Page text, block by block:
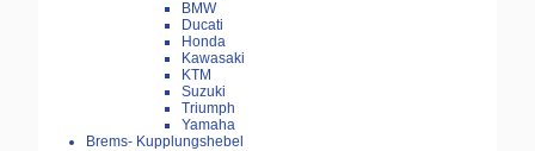
BMW
Ducati
Honda
Kawasaki
KTM
Suzuki
Triumph
Yamaha
Brems- Kupplungshebel